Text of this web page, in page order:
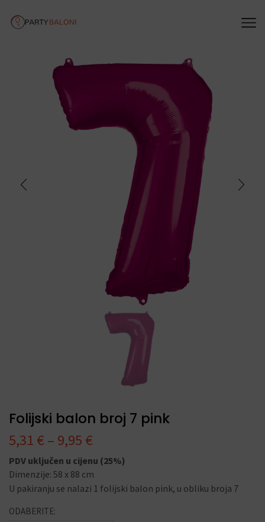
Folijski balon broj 7 pink
5,31 € – 9,95 €
PDV uključen u cijenu (25%)
Dimenzije: 58 x 88 cm
U pakiranju se nalazi 1 folijski balon pink, u obliku broja 7
ODABERITE: